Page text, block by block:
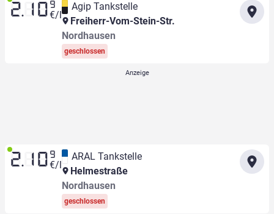
2.10 9
€/l
Agip Tankstelle
Freiherr-Vom-Stein-Str.
Nordhausen
geschlossen
2.10 9
€/l
ARAL Tankstelle
Helmestraße
Nordhausen
geschlossen